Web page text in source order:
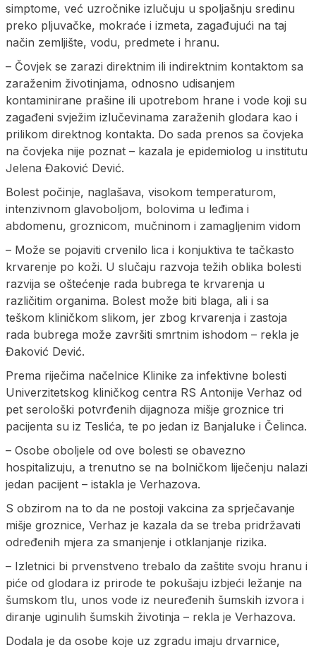
simptome, već uzročnike izlučuju u spoljašnju sredinu
preko pljuvačke, mokraće i izmeta, zagađujući na taj
način zemljište, vodu, predmete i hranu.
– Čovjek se zarazi direktnim ili indirektnim kontaktom sa
zaraženim životinjama, odnosno udisanjem
kontaminirane prašine ili upotrebom hrane i vode koji su
zagađeni svježim izlučevinama zaraženih glodara kao i
prilikom direktnog kontakta. Do sada prenos sa čovjeka
na čovjeka nije poznat – kazala je epidemiolog u institutu
Jelena Đaković Dević.
Bolest počinje, naglašava, visokom temperaturom,
intenzivnom glavoboljom, bolovima u leđima i
abdomenu, groznicom, mučninom i zamagljenim vidom
– Može se pojaviti crvenilo lica i konjuktiva te tačkasto
krvarenje po koži. U slučaju razvoja težih oblika bolesti
razvija se oštećenje rada bubrega te krvarenja u
različitim organima. Bolest može biti blaga, ali i sa
teškom kliničkom slikom, jer zbog krvarenja i zastoja
rada bubrega može završiti smrtnim ishodom – rekla je
Đaković Dević.
Prema riječima načelnice Klinike za infektivne bolesti
Univerzitetskog kliničkog centra RS Antonije Verhaz od
pet serološki potvrđenih dijagnoza mišje groznice tri
pacijenta su iz Teslića, te po jedan iz Banjaluke i Čelinca.
– Osobe oboljele od ove bolesti se obavezno
hospitalizuju, a trenutno se na bolničkom liječenju nalazi
jedan pacijent – istakla je Verhazova.
S obzirom na to da ne postoji vakcina za sprječavanje
mišje groznice, Verhaz je kazala da se treba pridržavati
određenih mjera za smanjenje i otklanjanje rizika.
– Izletnici bi prvenstveno trebalo da zaštite svoju hranu i
piće od glodara iz prirode te pokušaju izbjeći ležanje na
šumskom tlu, unos vode iz neuređenih šumskih izvora i
diranje uginulih šumskih životinja – rekla je Verhazova.
Dodala je da osobe koje uz zgradu imaju drvarnice,